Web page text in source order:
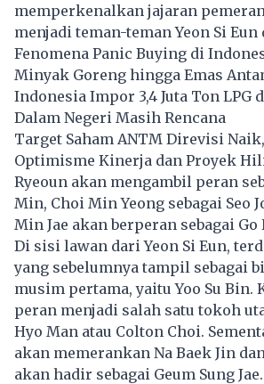
memperkenalkan jajaran
menjadi teman-teman Yeon Si Eun
Fenomena Panic Buying di
Minyak Goreng hingga Emas
Indonesia Impor 3,4 Juta Ton LPG
Dalam Negeri Masih Rencana
Target Saham ANTM Direvisi
Optimisme Kinerja dan Proyek
Ryeoun akan mengambil peran
Min, Choi Min Yeong sebagai Seo
Min Jae akan berperan sebagai Go
Di sisi lawan dari Yeon Si Eun,
yang sebelumnya tampil sebagai
musim pertama, yaitu Yoo Su Bin.
peran menjadi salah satu tokoh
Hyo Man atau Colton Choi.
akan memerankan Na Baek Jin
akan hadir sebagai Geum Sung Jae.